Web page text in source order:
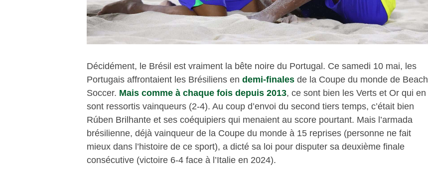
Décidément, le Brésil est vraiment la bête noire du Portugal. Ce samedi 10 mai, les
Portugais affrontaient les Brésiliens en demi-finales de la Coupe du monde de Beach
Soccer. Mais comme à chaque fois depuis 2013, ce sont bien les Verts et Or qui en
sont ressortis vainqueurs (2-4). Au coup d’envoi du second tiers temps, c’était bien
Rúben Brilhante et ses coéquipiers qui menaient au score pourtant. Mais l’armada
brésilienne, déjà vainqueur de la Coupe du monde à 15 reprises (personne ne fait
mieux dans l’histoire de ce sport), a dicté sa loi pour disputer sa deuxième finale
consécutive (victoire 6-4 face à l’Italie en 2024).